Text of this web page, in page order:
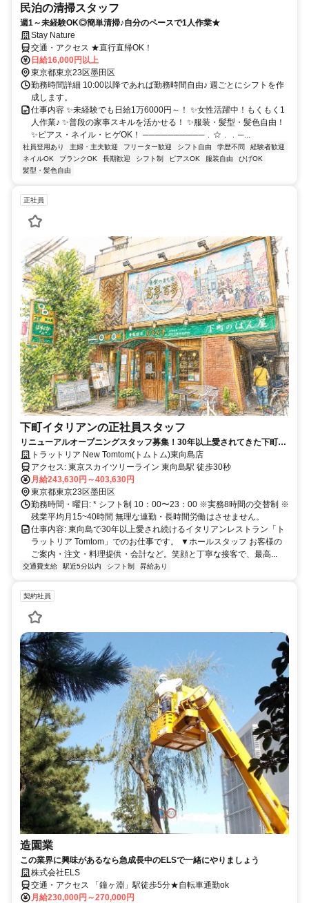
民泊の清掃スタッフ
週1～未経験OK◎簡単清掃♪自分のペースで1人作業★
Stay Nature
交通・アクセス ★直行直帰OK！
日給16,000円以上
東京都東京23区墨田区
勤務時間詳細 10:00以降であれば勤務時間自由♪ 週ごとにシフトを作
成します。
仕事内容 ✨未経験でも日給1万6000円～！ ✨女性活躍中！もくもく1
人作業♪ ✨普段の家事スキルを活かせる！ ✨服装・髪型・髪色自由！
✨ピアス・ネイル・ヒゲOK！ ──────────﹒☆﹒﹒─...
社員登用あり 主婦・主夫歓迎 フリーター歓迎 シフト自由 学歴不問
経験者歓迎
ネイルOK
ブランクOK 長期歓迎 シフト制 ピアスOK 服装自由
ひげOK
髪型・髪色自由
正社員
下町イタリアンの正社員スタッフ
リニューアルオープニングスタッフ募集！30年以上愛されてきた下町の
本格イタリアンで 一緒に働きませんか？
トラットリア New Tomtom(トムトム)東向島店
アクセス: 東京スカイツリーライン 東向島駅 徒歩30秒
月給243,630円～403,630円
東京都東京23区墨田区
勤務時間・曜日: * シフト制 10：00〜23：00 ※実務8時間の交替制 ※
残業平均月15~40時間 無理な連勤・長時間労働はさせません。
仕事内容: 東向島で30年以上愛され続けるイタリアンレストラン「ト
ラットリア Tomtom」でのお仕事です。 ▼ホールスタッフ お客様の
ご案内・注文・料理提供・会計など。笑顔と丁寧な接客で、最高...
交通費支給 駅近5分以内 シフト制 昇給あり
契約社員
造園業
この業界に興味があるなら急成長中のELSで一緒にやりましょう
株式会社ELS
交通・アクセス 「鐘ヶ淵」駅徒歩5分★自転車通勤ok
月給230,000円～270,000円